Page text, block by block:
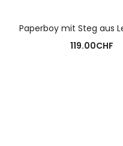
Paperboy mit Steg aus
119.00CHF